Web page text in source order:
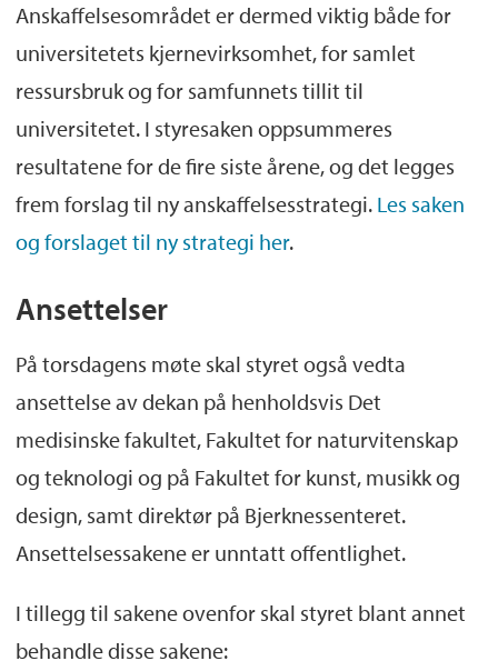
Anskaffelsesområdet er dermed viktig både for
universitetets kjernevirksomhet, for samlet
ressursbruk og for samfunnets tillit til
universitetet. I styresaken oppsummeres
resultatene for de fire siste årene, og det legges
frem forslag til ny anskaffelsesstrategi. Les saken
og forslaget til ny strategi her.
Ansettelser
På torsdagens møte skal styret også vedta
ansettelse av dekan på henholdsvis Det
medisinske fakultet, Fakultet for naturvitenskap
og teknologi og på Fakultet for kunst, musikk og
design, samt direktør på Bjerknessenteret.
Ansettelsessakene er unntatt offentlighet.
I tillegg til sakene ovenfor skal styret blant annet
behandle disse sakene: